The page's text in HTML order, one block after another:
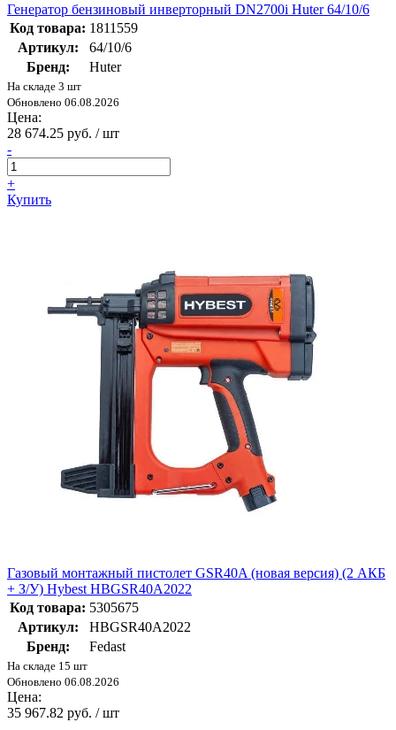
Генератор бензиновый инверторный DN2700i Huter 64/10/6
Код товара: 1811559
Артикул:
64/10/6
Бренд:
Huter
На складе 3 шт
Обновлено 06.08.2026
Цена:
28 674.25 руб. / шт
-
+
Купить
Газовый монтажный пистолет GSR40A (новая версия) (2 АКБ
+ З/У) Hybest HBGSR40A2022
Код товара: 5305675
Артикул:
HBGSR40A2022
Бренд:
Fedast
На складе 15 шт
Обновлено 06.08.2026
Цена:
35 967.82 руб. / шт